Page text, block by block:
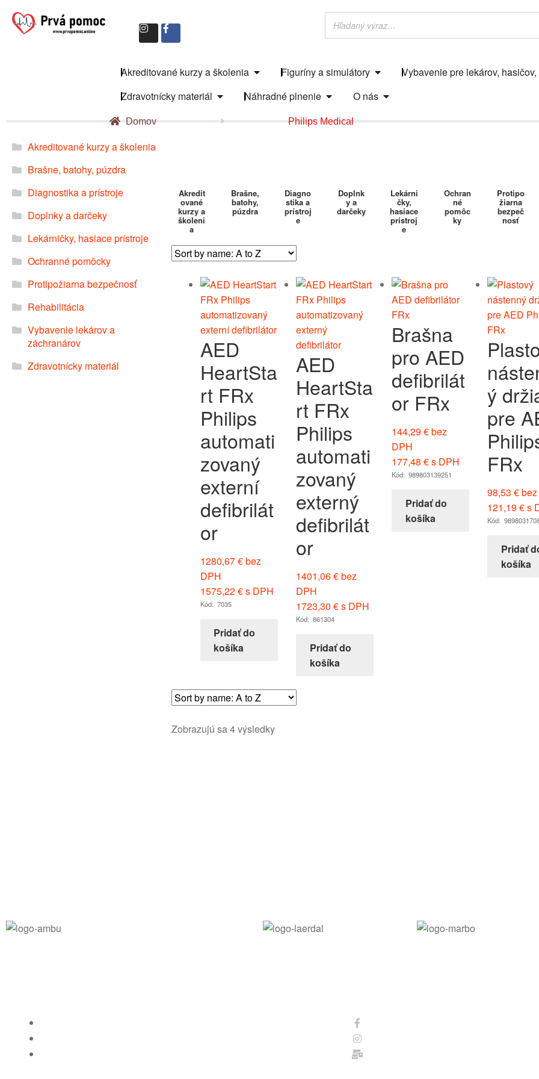
Akreditované kurzy a školenia Figuríny a simulátory
Vybavenie pre lekárov,
Zdravotnícky materiál
Náhradné plnenie O nás
Domov Philips Medical
Akreditované kurzy a školenia
Brašne, batohy, púzdra
Diagnostika a prístroje
Doplnky a darčeky
Lekárničky, hasiace prístroje
Ochranné pomôcky
Protipožiarna bezpečnosť
Rehabilitácia
Vybavenie lekárov a
záchranárov
Zdravotnícky materiál
Akredit
ované
kurzy a
školeni
a
Brašne,
batohy,
púzdra
Diagno
stika a
prístroj
e
Doplnk
y a
darčeky
Lekárni
čky,
hasiace
prístroj
e
Ochran
né
pomôc
ky
Protipo
žiarna
bezpeč
nosť
AED
HeartSta
rt FRx
Philips
automati
zovaný
externí
defibrilát
or
1280,67€bez
DPH
1575,22€s DPH
Kód: 7035
Pridať do
košíka
AED
HeartSta
rt FRx
Philips
automati
zovaný
externý
defibrilát
or
1401,06€bez
DPH
1723,30 €s DPH
Kód: 861304
Pridať do
košíka
Brašna
pro AED
defibrilát
or FRx
144,29€bez
DPH
177,48€s DPH
Kód: 989803139251
Pridať do
košíka
ý
pre
FRx
98,53€
121,19€s
Kód:
Pridať
košíka
Zobrazujú sa 4 výsledky